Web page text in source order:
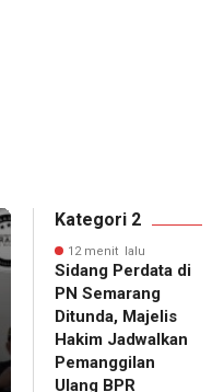
Kategori 2
12 menit lalu
Sidang Perdata di
PN Semarang
Ditunda, Majelis
Hakim Jadwalkan
Pemanggilan
Ulang BPR